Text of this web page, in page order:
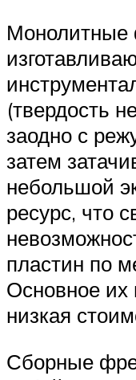
Монолитные
(твердость
заодно с
затем
небольшой
ресурс, что
пластин по
Основное их
низкая
Сборные